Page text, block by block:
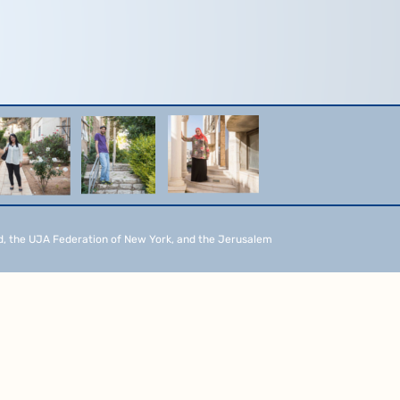
UJA Federation of New York, and the Jerusalem